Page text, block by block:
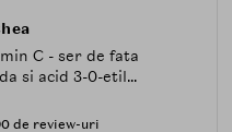
C - ser de fata
si acid 3-0-etil...
de review-uri